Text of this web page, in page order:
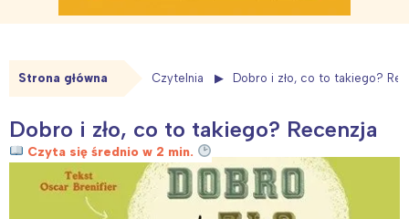
Strona główna Czytelnia Dobro i zło, co to takiego?
Dobro i zło, co to takiego? Recenzja
Czyta się średnio w 2 min.